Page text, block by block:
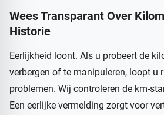
Wees Transparant Over
Historie
Eerlijkheid loont. Als u probeert de
verbergen of te manipuleren, loopt u
problemen. Wij controleren de km-
Een eerlijke vermelding zorgt voor